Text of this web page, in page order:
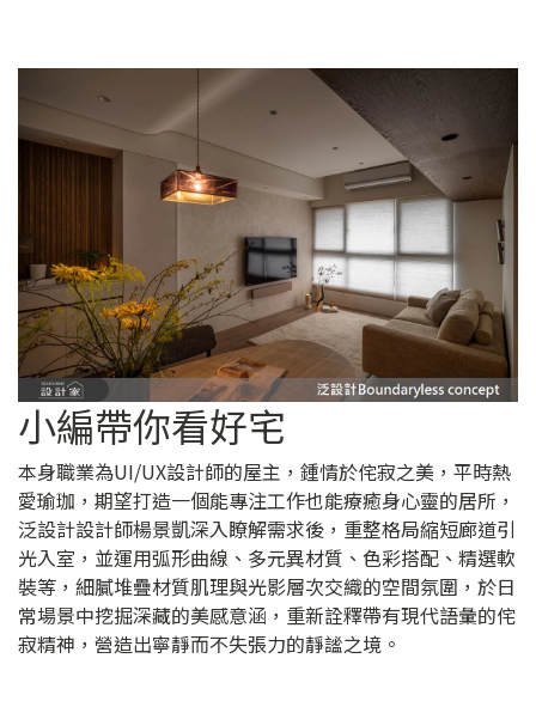
小編帶你看好宅
本身職業為UI/UX設計師的屋主，鍾情於侘寂之美，平時熱
愛瑜珈，期望打造一個能專注工作也能療癒身心靈的居所，
泛設計設計師楊景凱深入瞭解需求後，重整格局縮短廊道引
光入室，並運用弧形曲線、多元異材質、色彩搭配、精選軟
裝等，細膩堆疊材質肌理與光影層次交織的空間氛圍，於日
常場景中挖掘深藏的美感意涵，重新詮釋帶有現代語彙的侘
寂精神，營造出寧靜而不失張力的靜謐之境。